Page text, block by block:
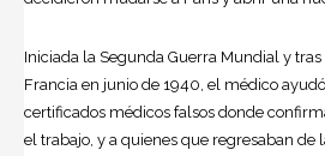
Iniciada la Segunda Guerra Mundial y
Francia en junio de 1940, el médico
certificados médicos falsos donde
el trabajo, y a quienes que regresaban de